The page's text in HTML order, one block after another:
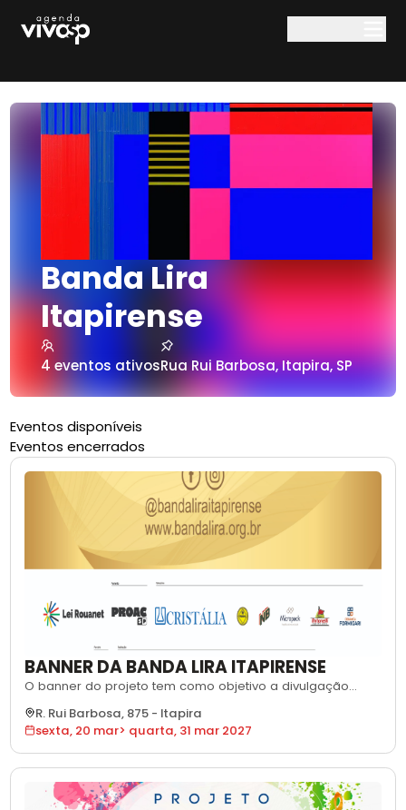
Banda Lira
Itapirense
4 eventos ativosRua Rui Barbosa,Itapira,SP
Eventos disponíveis
Eventos encerrados
BANNER DA BANDA LIRA ITAPIRENSE
O banner do projeto tem como objetivo a divulgação
institucional e a identificação visual das ações culturais
realizadas, garantindo a adequada comunicação com o
público e a visibilidade dos apoiadores, conforme as
diretrizes da Lei de Incentivo à Cultura. A peça será
utilizada nos espaços de realiz
R. Rui Barbosa, 875 - Itapira
sexta, 20 mar> quarta, 31 mar 2027